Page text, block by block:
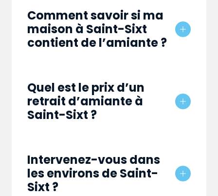
Comment savoir si ma
maison à Saint-Sixt
contient de l’amiante ?
Quel est le prix d’un
retrait d’amiante à
Saint-Sixt ?
Intervenez-vous dans
les environs de Saint-
Sixt ?